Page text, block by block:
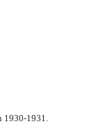
1931.